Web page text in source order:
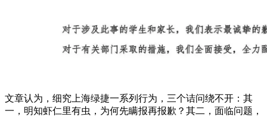
文章认为，细究上海绿捷一系列行为，三个诘问绕不开：其
一，明知虾仁里有虫，为何先瞒报再报歉？其二，面临问题，